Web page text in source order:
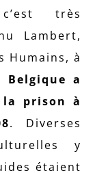
très
Lambert,
Humains, à
Belgique a
la prison à
. Diverses
y
étaient